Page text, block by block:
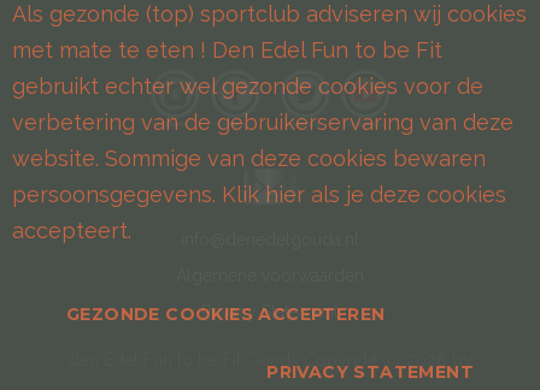
Privacy Statement
Als gezonde (top) sportclub adviseren wij cookies
met mate te eten ! Den Edel Fun to be Fit
gebruikt echter wel gezonde cookies voor de
verbetering van de gebruikerservaring van deze
website. Sommige van deze cookies bewaren
persoonsgegevens. Klik hier als je deze cookies
accepteert.
GEZONDE COOKIES ACCEPTEREN
PRIVACY STATEMENT